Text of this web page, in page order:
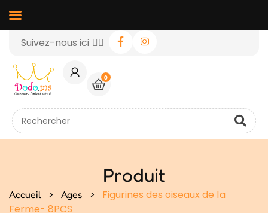
Suivez-nous ici 👉🏻
0
Produit
Accueil > Ages >
Figurines des oiseaux de la
Ferme- 8PCS